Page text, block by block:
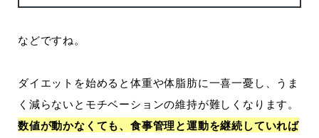
などですね。
ダイエットを始めると体重や体脂肪に一喜一憂し、うま
く減らないとモチベーションの維持が難しくなります。
数値が動かなくても、食事管理と運動を継続していれば